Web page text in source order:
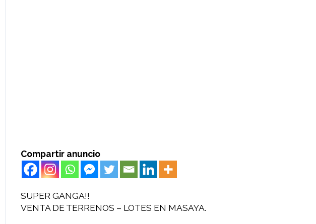
Compartir anuncio
SUPER GANGA!!
VENTA DE TERRENOS – LOTES EN MASAYA.